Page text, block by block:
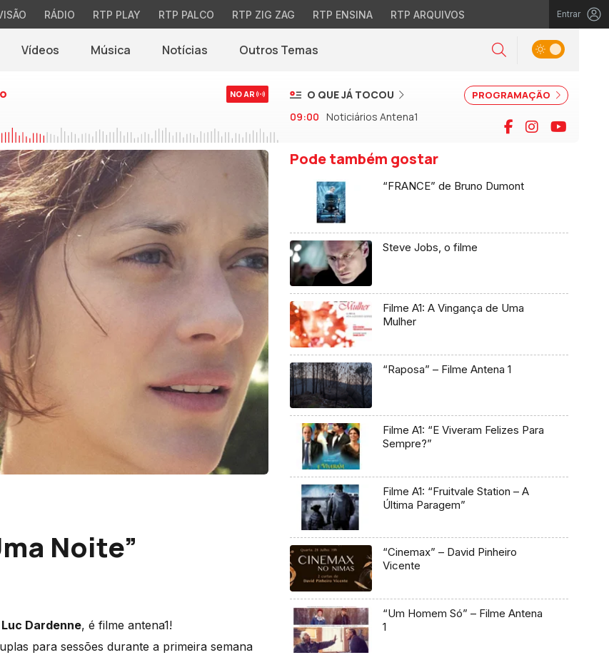
RÁDIO RTP PLAY RTP PALCO RTP ZIG ZAG RTP ENSINA RTP ARQUIVOS Entrar
Vídeos Música Notícias(abre em nova janela)
Outros Temas Pesquisar
Alternar tema
NO AR PROGRAMAÇÃO
O QUE JÁ TOCOU
09:00 Noticiários Antena1 Facebook
Instagram
Noite”
Luc Dardenne, é filme antena1!
para sessões durante a primeira semana
Pode também gostar
“FRANCE” de Bruno Dumont
Steve Jobs, o filme
Filme A1: A Vingança de Uma
Mulher
“Raposa” – Filme Antena 1
Filme A1: “E Viveram Felizes Para
Sempre?”
Filme A1: “Fruitvale Station – A
Última Paragem”
“Cinemax” – David Pinheiro
Vicente
“Um Homem Só” – Filme Antena
1